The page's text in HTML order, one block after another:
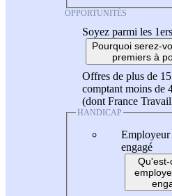
OPPORTUNITÉS
Soyez parmi les
Pourquoi serez-
premiers à
Offres de plus de
comptant moins de
(dont France
HANDICAP
engagé
Qu'est-